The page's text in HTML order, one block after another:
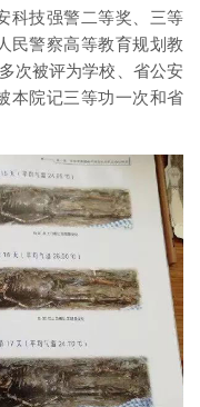
科技强警二等奖、三等
民警察高等教育规划教
次被评为学校、省公安
本院记三等功一次和省